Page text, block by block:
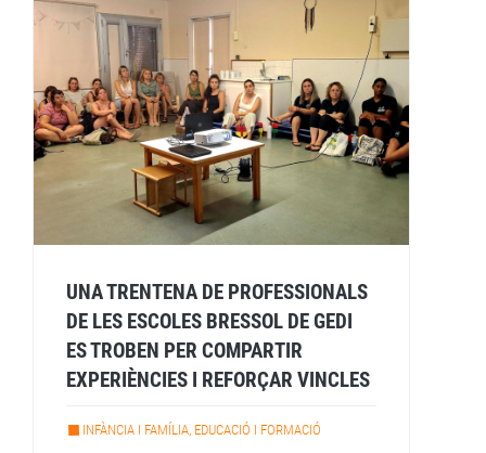
UNA TRENTENA DE PROFESSIONALS
DE LES ESCOLES BRESSOL DE GEDI
ES TROBEN PER COMPARTIR
EXPERIÈNCIES I REFORÇAR VINCLES
INFÀNCIA I FAMÍLIA, EDUCACIÓ I FORMACIÓ